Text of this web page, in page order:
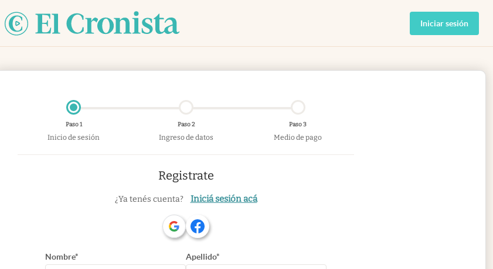
Iniciar sesión
Paso 1
Inicio de sesión
Paso 2
Ingreso de datos
Paso 3
Medio de pago
Registrate
¿Ya tenés cuenta? Iniciá sesión acá
Nombre* Apellido*